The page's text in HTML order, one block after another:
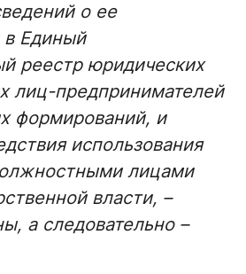
о ее
в Единый
реестр юридических
лиц-предпринимателей
формирований, и
использования
лицами
власти, –
а следовательно –